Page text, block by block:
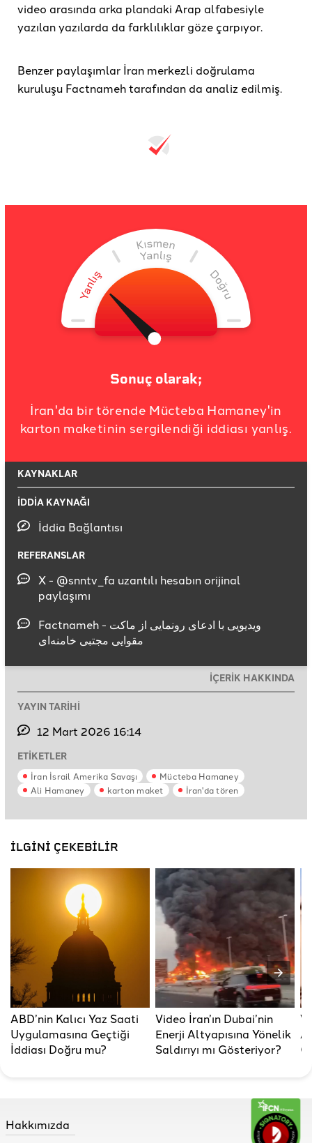
video arasında arka plandaki Arap alfabesiyle
yazılan yazılarda da farklılıklar göze çarpıyor.
Benzer paylaşımlar İran merkezli doğrulama
kuruluşu Factnameh tarafından da analiz edilmiş.
Sonuç olarak;
İran'da bir törende Mücteba Hamaney'in
karton maketinin sergilendiği iddiası yanlış.
KAYNAKLAR
İDDİA KAYNAĞI
İddia Bağlantısı
REFERANSLAR
X - @snntv_fa uzantılı hesabın orijinal
paylaşımı
Factnameh - ویدیویی با ادعای رونمایی از ماکت
مقوایی مجتبی خامنه‌ای
İÇERİK HAKKINDA
YAYIN TARİHİ
12 Mart 2026 16:14
ETİKETLER
İran İsrail Amerika Savaşı
Mücteba Hamaney
Ali Hamaney
karton maket İran'da tören
İLGİNİ ÇEKEBİLİR
ABD’nin Kalıcı Yaz Saati
Uygulamasına Geçtiği
İddiası Doğru mu?
Video İran’ın Dubai’nin
Enerji Altyapısına Yönelik
Saldırıyı mı Gösteriyor?
Hakkımızda